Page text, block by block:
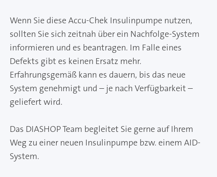
Wenn Sie diese Accu-Chek Insulinpumpe nutzen,
sollten Sie sich zeitnah über ein Nachfolge-System
informieren und es beantragen. Im Falle eines
Defekts gibt es keinen Ersatz mehr.
Erfahrungsgemäß kann es dauern, bis das neue
System genehmigt und – je nach Verfügbarkeit –
geliefert wird.
Das DIASHOP Team begleitet Sie gerne auf Ihrem
Weg zu einer neuen Insulinpumpe bzw. einem AID-
System.